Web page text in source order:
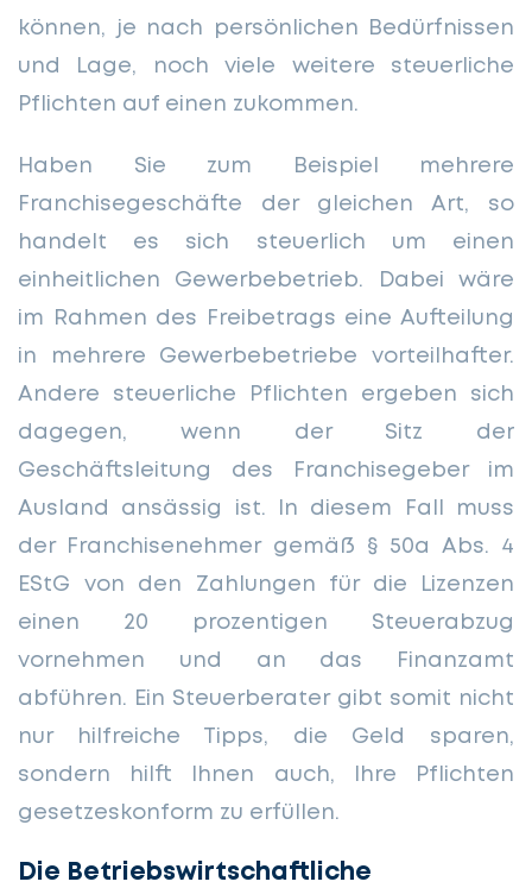
können, je nach persönlichen Bedürfnissen
und Lage, noch viele weitere steuerliche
Pflichten auf einen zukommen.
Haben Sie zum Beispiel mehrere
Franchisegeschäfte der gleichen Art, so
handelt es sich steuerlich um einen
einheitlichen Gewerbebetrieb. Dabei wäre
im Rahmen des Freibetrags eine Aufteilung
in mehrere Gewerbebetriebe vorteilhafter.
Andere steuerliche Pflichten ergeben sich
dagegen, wenn der Sitz der
Geschäftsleitung des Franchisegeber im
Ausland ansässig ist. In diesem Fall muss
der Franchisenehmer gemäß § 50a Abs. 4
EStG von den Zahlungen für die Lizenzen
einen 20 prozentigen Steuerabzug
vornehmen und an das Finanzamt
abführen. Ein Steuerberater gibt somit nicht
nur hilfreiche Tipps, die Geld sparen,
sondern hilft Ihnen auch, Ihre Pflichten
gesetzeskonform zu erfüllen.
Die Betriebswirtschaftliche